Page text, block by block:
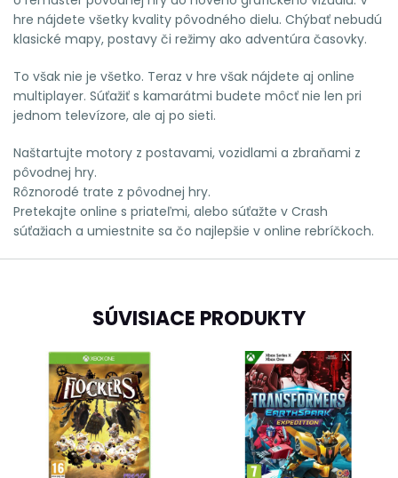
hre nájdete všetky kvality pôvodného dielu. Chýbať nebudú
klasické mapy, postavy či režimy ako adventúra časovky.
To však nie je všetko. Teraz v hre však nájdete aj online
multiplayer. Súťažiť s kamarátmi budete môcť nie len pri
jednom televízore, ale aj po sieti.
Naštartujte motory z postavami, vozidlami a zbraňami z
pôvodnej hry.
Rôznorodé trate z pôvodnej hry.
Pretekajte online s priateľmi, alebo súťažte v Crash
súťažiach a umiestnite sa čo najlepšie v online rebríčkoch.
SÚVISIACE PRODUKTY